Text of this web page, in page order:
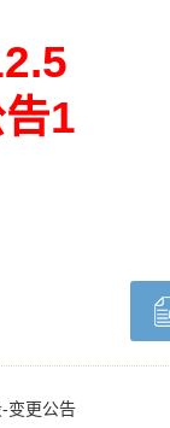
1
变更公告